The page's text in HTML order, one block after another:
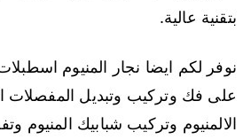
بتقنية عالية.
نوفر لكم ايضا نجار المنيوم
على فك وتركيب وتبديل المفصلات
الالمنيوم وتركيب شبابيك المنيوم